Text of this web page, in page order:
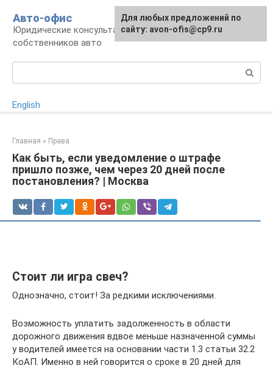
контенту
Авто-офис
Юридические консультации для водителей и
собственников авто
English
Главная » Права
Как быть, если уведомление о штрафе
пришло позже, чем через 20 дней после
постановления? | Москва
Стоит ли игра свеч?
Однозначно, стоит! За редкими исключениями.
Возможность уплатить задолженность в области
дорожного движения вдвое меньше назначенной суммы
у водителей имеется на основании части 1.3 статьи 32.2
КоАП. Именно в ней говорится о сроке в 20 дней для
Для любых предложений по
сайту: avon-ofis@cp9.ru